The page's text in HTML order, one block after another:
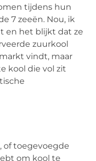
tijdens hun
7 zeeën. Nou, ik
en het blijkt dat ze
zuurkool
vindt, maar
kool die vol zit
of toegevoegde
om kool te